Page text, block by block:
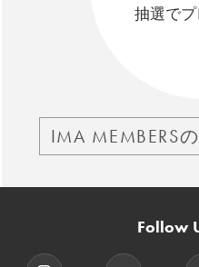
抽選でプ
IMA MEMBERS
Follow